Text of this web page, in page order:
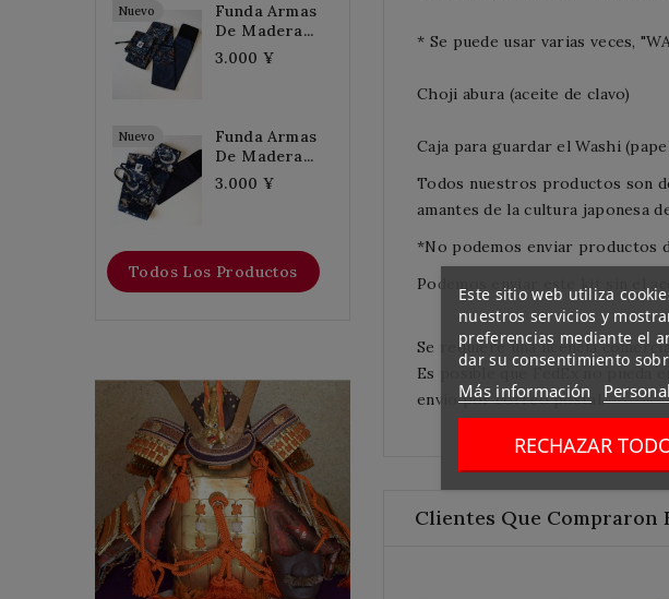
Nuevo
Funda Armas
De Madera...
3.000 ¥
Nuevo
Funda Armas
De Madera...
3.000 ¥
Todos Los Productos
Flat Discount
Homemade Gloves
* Se puede usar varias veces,
Choji abura (aceite de clavo)
Caja para guardar el Washi
Todos nuestros productos son
amantes de la cultura japonesa
*No podemos enviar productos
Podemos enviar este kit sin el
Se requiere una licencia
Es posible que FedEx no pueda
envío por correo postal.
Clientes Que Compraron
Este sitio web utiliza
nuestros servicios y
preferencias mediante el
dar su consentimiento
Más información
RECHAZAR